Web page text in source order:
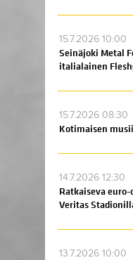
15.7.2026 10:00
Seinäjoki Metal
italialainen
15.7.2026 08:30
Kotimaisen
14.7.2026 12:30
Ratkaiseva
Veritas
13.7.2026 10:00